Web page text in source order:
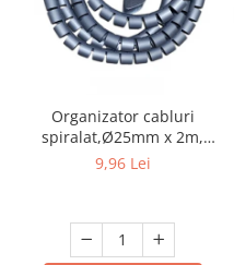
Organizator cabluri
spiralat,Ø25mm x 2m,
gri,protectie birou
9,96 Lei